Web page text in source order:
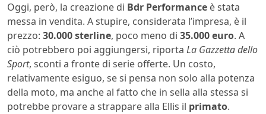
Oggi, però, la creazione di Bdr Performance è stata
messa in vendita. A stupire, considerata l’impresa, è il
prezzo: 30.000 sterline, poco meno di 35.000 euro. A
ciò potrebbero poi aggiungersi, riporta La Gazzetta dello
Sport, sconti a fronte di serie offerte. Un costo,
relativamente esiguo, se si pensa non solo alla potenza
della moto, ma anche al fatto che in sella alla stessa si
potrebbe provare a strappare alla Ellis il primato.